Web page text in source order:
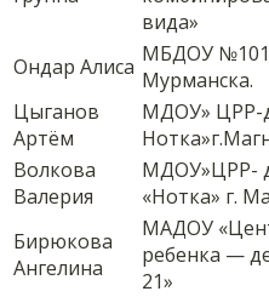
вида»
Ондар Алиса МБДОУ №101
Мурманска.
Цыганов
Артём
МДОУ» ЦРР-
Волкова
Валерия
МДОУ»ЦРР-
«Нотка» г.
Бирюкова
Ангелина
МАДОУ
ребенка —
21»